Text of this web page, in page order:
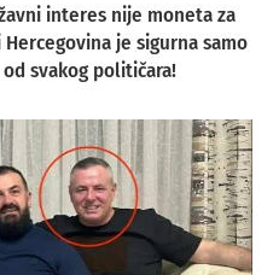
interes nije moneta za
je sigurna samo
svakog političara!